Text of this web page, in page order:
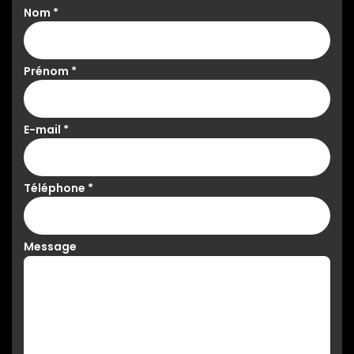
Nom *
Prénom *
E-mail *
Téléphone *
Message